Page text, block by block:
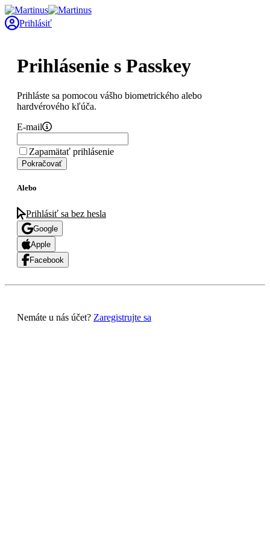
Prihlásiť
Prihlásenie s Passkey
Prihláste sa pomocou vášho biometrického alebo
hardvérového kľúča.
E-mail
Zapamätať prihlásenie
Pokračovať
Alebo
Prihlásiť sa bez hesla
Google
Apple
Facebook
Nemáte u nás účet? Zaregistrujte sa